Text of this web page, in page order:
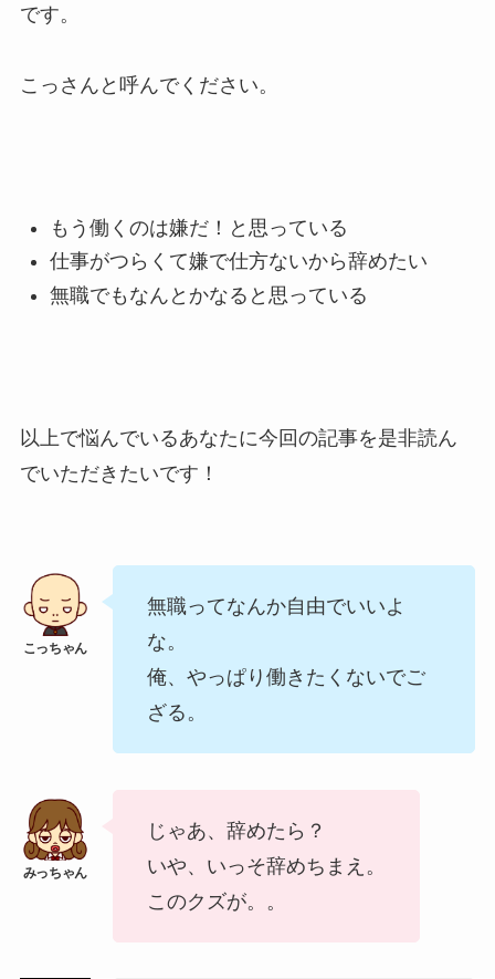
です。
こっさんと呼んでください。
もう働くのは嫌だ！と思っている
仕事がつらくて嫌で仕方ないから辞めたい
無職でもなんとかなると思っている
以上で悩んでいるあなたに今回の記事を是非読ん
でいただきたいです！
無職ってなんか自由でいいよ
な。
俺、やっぱり働きたくないでご
ざる。
じゃあ、辞めたら？
いや、いっそ辞めちまえ。
このクズが。。